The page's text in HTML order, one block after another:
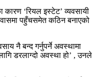
कारण ‘रियल इस्टेट’ व्यवसायी
पहुँचसमेत कठिन बनाएको
नै बन्द गर्नुपर्ने अवस्थामा
डरलाग्दो अवस्था हो’ , उनले